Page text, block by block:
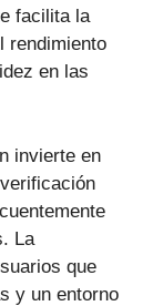
facilita la
rendimiento
en las
invierte en
La
que
y un entorno